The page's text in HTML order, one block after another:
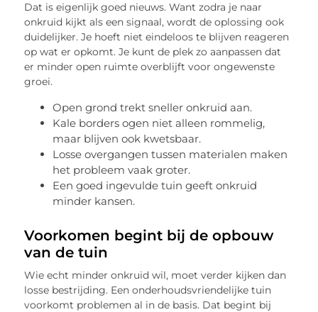
Dat is eigenlijk goed nieuws. Want zodra je naar
onkruid kijkt als een signaal, wordt de oplossing ook
duidelijker. Je hoeft niet eindeloos te blijven reageren
op wat er opkomt. Je kunt de plek zo aanpassen dat
er minder open ruimte overblijft voor ongewenste
groei.
Open grond trekt sneller onkruid aan.
Kale borders ogen niet alleen rommelig,
maar blijven ook kwetsbaar.
Losse overgangen tussen materialen maken
het probleem vaak groter.
Een goed ingevulde tuin geeft onkruid
minder kansen.
Voorkomen begint bij de opbouw
van de tuin
Wie echt minder onkruid wil, moet verder kijken dan
losse bestrijding. Een onderhoudsvriendelijke tuin
voorkomt problemen al in de basis. Dat begint bij